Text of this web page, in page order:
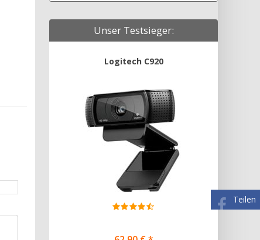
Teilen
Unser Testsieger:
Logitech C920